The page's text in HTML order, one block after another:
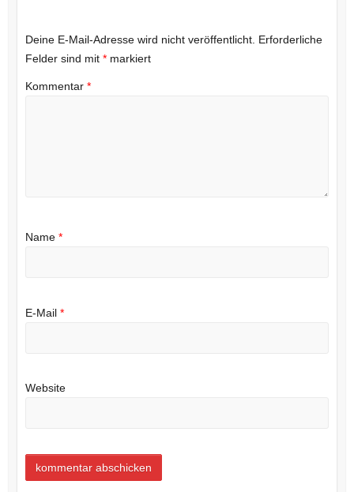
Deine E-Mail-Adresse wird nicht veröffentlicht. Erforderliche
Felder sind mit *markiert
Kommentar *
Name *
E-Mail *
Website